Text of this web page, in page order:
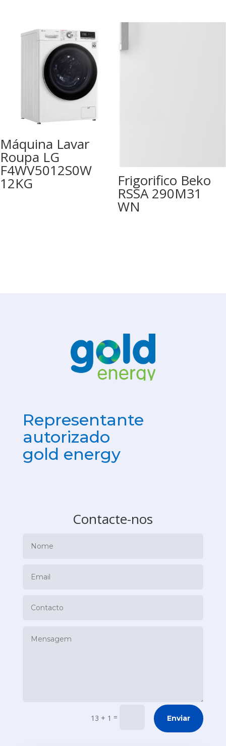
Máquina Lavar
Roupa LG
F4WV5012S0W
12KG Frigorifico Beko
RSSA 290M31
WN
Representante
autorizado
gold energy
Contacte-nos
13 + 1 = Enviar